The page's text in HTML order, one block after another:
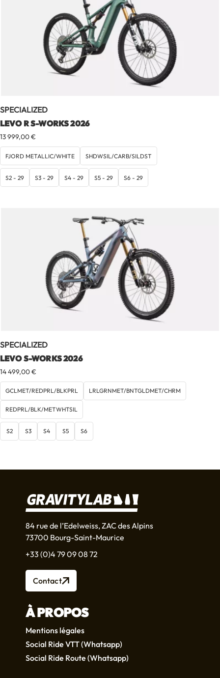
SPECIALIZED
LEVO R S-WORKS 2026
13 999,00€
FJORD METALLIC/WHITE SHDWSIL/CARB/SILDST
S2 - 29 S3 - 29 S4 - 29 S5 - 29 S6 - 29
SPECIALIZED
LEVO S-WORKS 2026
14 499,00€
GCLMET/REDPRL/BLKPRL LRLGRNMET/BNTGLDMET/CHRM
REDPRL/BLK/METWHTSIL
S2 S3 S4 S5 S6
84 rue de l’Edelweiss, ZAC des Alpins
73700 Bourg-Saint-Maurice
+33 (0)4 79 09 08 72
Contact
À PROPOS
Mentions légales
Social Ride VTT (Whatsapp)
Social Ride Route (Whatsapp)